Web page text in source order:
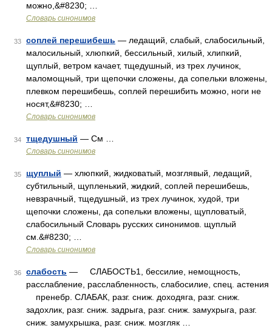
можно,&#8230; …
Словарь синонимов
33 соплей перешибешь — ледащий, слабый, слабосильный,
малосильный, хлюпкий, бессильный, хилый, хлипкий,
щуплый, ветром качает, тщедушный, из трех лучинок,
маломощный, три щепочки сложены, да сопельки вложены,
плевком перешибешь, соплей перешибить можно, ноги не
носят,&#8230; …
Словарь синонимов
34 тщедушный — См …
Словарь синонимов
35 щуплый — хлюпкий, жидковатый, мозглявый, ледащий,
субтильный, щупленький, жидкий, соплей перешибешь,
невзрачный, тщедушный, из трех лучинок, худой, три
щепочки сложены, да сопельки вложены, щупловатый,
слабосильный Словарь русских синонимов. щуплый
см.&#8230; …
Словарь синонимов
36 слабость — СЛАБОСТЬ1, бессилие, немощность,
расслабление, расслабленность, слабосилие, спец. астения
пренебр. СЛАБАК, разг. сниж. доходяга, разг. сниж.
задохлик, разг. сниж. задрыга, разг. сниж. замухрыга, разг.
сниж. замухрышка, разг. сниж. мозгляк …